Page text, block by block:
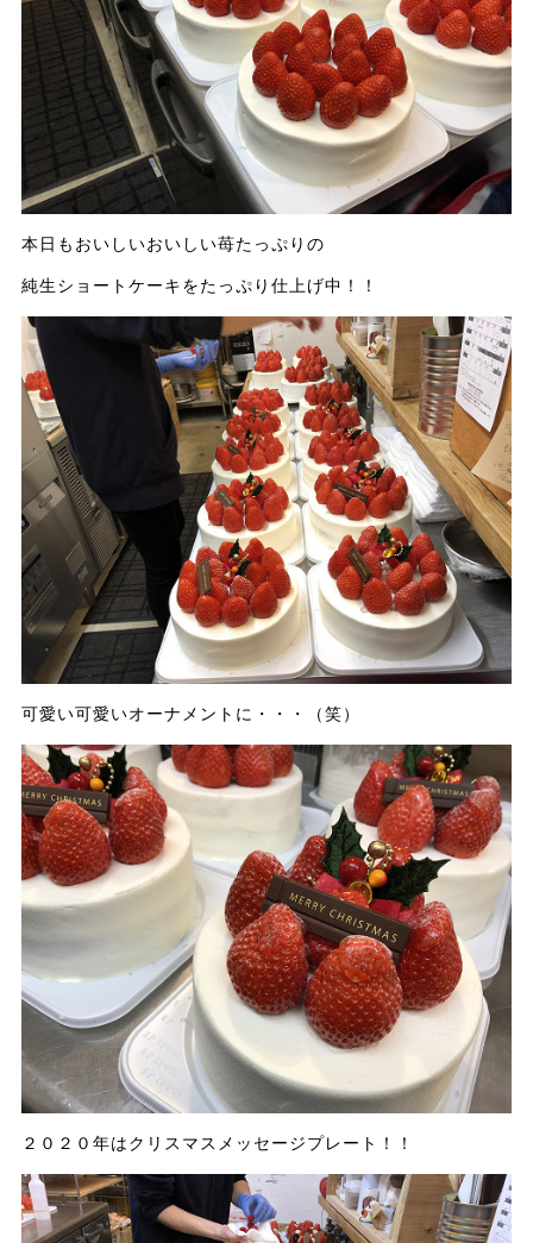
本日もおいしいおいしい苺たっぷりの
純生ショートケーキをたっぷり仕上げ中！！
可愛い可愛いオーナメントに・・・（笑）
２０２０年はクリスマスメッセージプレート！！